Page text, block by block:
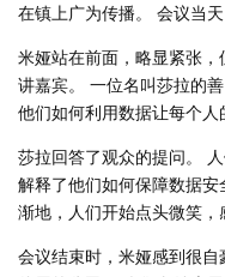
在镇上广为传播。 会议当
米娅站在前面，略显紧张
讲嘉宾。 一位名叫莎拉的
他们如何利用数据让每个人
莎拉回答了观众的提问。
解释了他们如何保障数据
渐地，人们开始点头微笑，
会议结束时，米娅感到很